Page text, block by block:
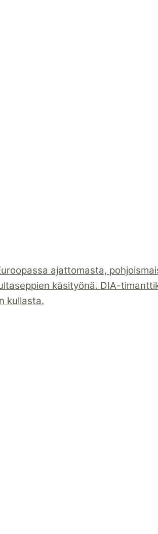
ajattomasta,
käsityönä. DIA-
kullasta.